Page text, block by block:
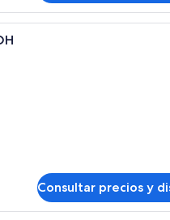
Una habitación de
Consultar precios y